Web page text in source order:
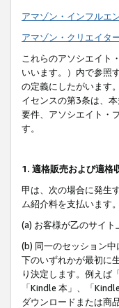
アマゾン・インフルエ
アマゾン・クリエイタ
これらのアソシエイト
いいます。）内で参照
の定義にしたがいます
イセンスの第3条は、
要件、アソシエイト・
す。
1. 適格販売および適格
甲は、次の場合に発生
ム紹介料を支払います。
(a) お客様が乙のサイ
(b) 同一のセッション
下のいずれかが最初に
り決定します。例えば
「Kindle 本」、「
ダウンロードまたは商